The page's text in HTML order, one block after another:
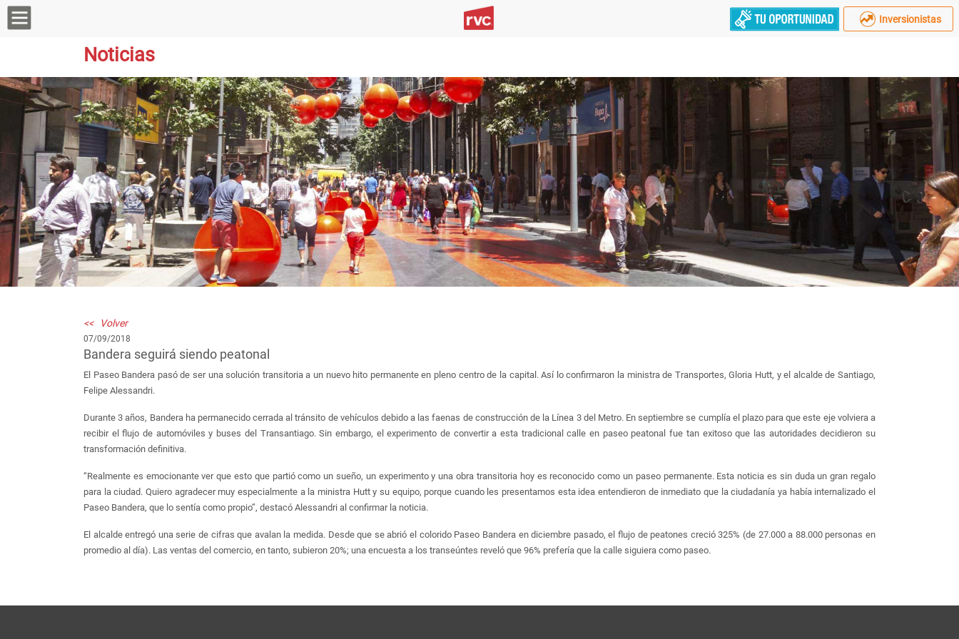
Inversionistas
Noticias
<< Volver
07/09/2018
Bandera seguirá siendo peatonal
El Paseo Bandera pasó de ser una solución transitoria a un nuevo hito permanente en pleno centro de la capital. Así lo confirmaron la ministra de Transportes, Gloria Hutt, y el alcalde de Santiago,
Felipe Alessandri.
Durante 3 años, Bandera ha permanecido cerrada al tránsito de vehículos debido a las faenas de construcción de la Línea 3 del Metro. En septiembre se cumplía el plazo para que este eje volviera a
recibir el flujo de automóviles y buses del Transantiago. Sin embargo, el experimento de convertir a esta tradicional calle en paseo peatonal fue tan exitoso que las autoridades decidieron su
transformación definitiva.
“Realmente es emocionante ver que esto que partió como un sueño, un experimento y una obra transitoria hoy es reconocido como un paseo permanente. Esta noticia es sin duda un gran regalo
para la ciudad. Quiero agradecer muy especialmente a la ministra Hutt y su equipo, porque cuando les presentamos esta idea entendieron de inmediato que la ciudadanía ya había internalizado el
Paseo Bandera, que lo sentía como propio”, destacó Alessandri al confirmar la noticia.
El alcalde entregó una serie de cifras que avalan la medida. Desde que se abrió el colorido Paseo Bandera en diciembre pasado, el flujo de peatones creció 325% (de 27.000 a 88.000 personas en
promedio al día). Las ventas del comercio, en tanto, subieron 20%; una encuesta a los transeúntes reveló que 96% prefería que la calle siguiera como paseo.